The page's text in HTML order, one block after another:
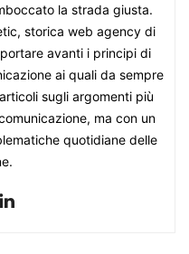
la strada giusta.
storica web agency di
avanti i principi di
ai quali da sempre
sugli argomenti più
ma con un
quotidiane delle